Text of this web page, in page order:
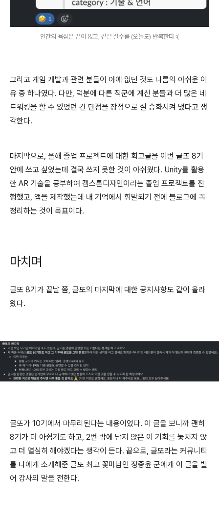
인간의 욕심은 끝이 없고, 같은 실수를 (오늘도) 반복한다 :(
그리고 게임 개발과 관련 분들이 아예 없던 것도 나름의 아쉬운 이
유 중 하나였다. 다만, 덕분에 다른 직군에 계신 분들과 더 많은 네
트워킹을 할 수 있었던 건 단점을 장점으로 잘 승화시켜 냈다고 생
각한다.
마지막으로, 올해 졸업 프로젝트에 대한 회고글을 이번 글또 8기
안에 쓰고 싶었는데 결국 쓰지 못한 것이 아쉬웠다. Unity를 활용
한 AR 기술을 공부하여 캡스톤디자인이라는 졸업 프로젝트를 진
행했고, 앱을 제작했는데 내 기억에서 휘발되기 전에 블로그에 꼭
정리하는 것이 목표이다.
마치며
글또 8기가 끝날 쯤, 글또의 마지막에 대한 공지사항도 같이 올라
왔다.
글또가 10기에서 마무리된다는 내용이었다. 이 글을 보니까 괜히
8기가 더 아쉽기도 하고, 2번 밖에 남지 않은 이 기회를 놓치지 않
고 더 열심히 해야겠다는 생각이 든다. 끝으로, 글또라는 커뮤니티
를 나에게 소개해준 글또 최고 꽃미남인 정종윤 군에게 이 글을 빌
어 감사의 말을 전한다.